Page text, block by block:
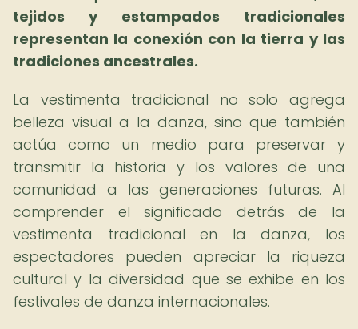
tejidos y estampados tradicionales
representan la conexión con la tierra y las
tradiciones ancestrales.
La vestimenta tradicional no solo agrega
belleza visual a la danza, sino que también
actúa como un medio para preservar y
transmitir la historia y los valores de una
comunidad a las generaciones futuras. Al
comprender el significado detrás de la
vestimenta tradicional en la danza, los
espectadores pueden apreciar la riqueza
cultural y la diversidad que se exhibe en los
festivales de danza internacionales.